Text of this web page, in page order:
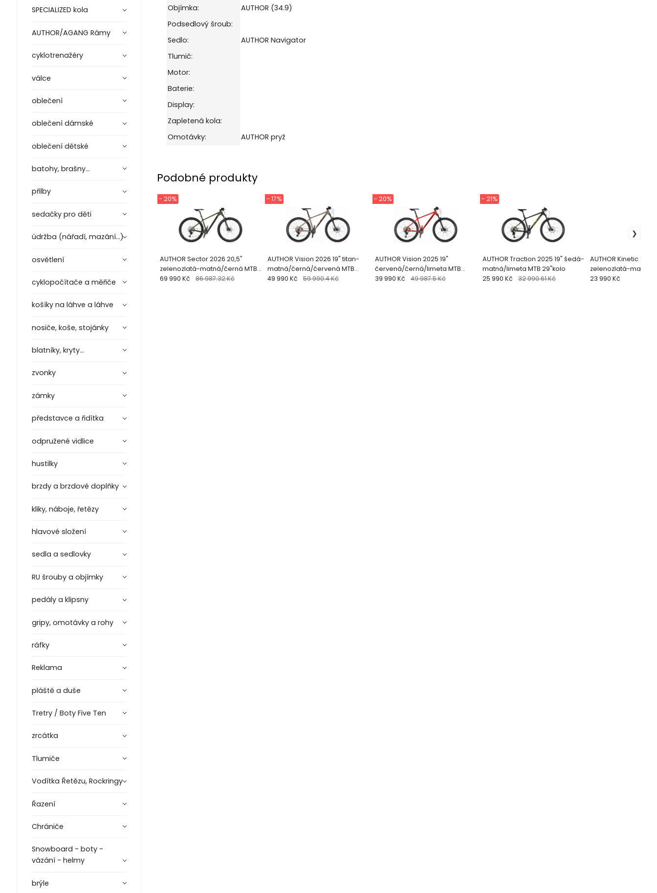
SPECIALIZED kola
AUTHOR/AGANG Rámy
cyklotrenažéry
válce
oblečení
oblečení dámské
oblečení dětské
batohy, brašny...
přilby
sedačky pro děti
údržba (nářadí, mazání...)
osvětlení
cyklopočítače a měřiče
košíky na láhve a láhve
nosiče, koše, stojánky
blatníky, kryty...
zvonky
zámky
představce a řidítka
odpružené vidlice
hustilky
brzdy a brzdové doplňky
kliky, náboje, řetězy
hlavové složení
sedla a sedlovky
RU šrouby a objímky
pedály a klipsny
gripy, omotávky a rohy
ráfky
Reklama
pláště a duše
Tretry / Boty Five Ten
zrcátka
Tlumiče
Vodítka Řetězu, Rockringy
Řazení
Chrániče
Snowboard - boty -
vázání - helmy
brýle
Objímka:
AUTHOR (34.9)
Podsedlový šroub:
Sedlo:
AUTHOR Navigator
Tlumič:
Motor:
Baterie:
Display:
Zapletená kola:
Omotávky:
AUTHOR pryž
Podobné produkty
AUTHOR Sector 2026 20,5"
zelenozlatá-matná/černá MTB
29"kolo
- 20%
69 990 Kč 86 987.32 Kč
AUTHOR Vision 2026 19" titan-
matná/černá/červená MTB
29"kolo
- 17%
49 990 Kč 59 990.4 Kč
AUTHOR Vision 2025 19"
červená/černá/limeta MTB
29"kolo
- 20%
39 990 Kč 49 987.5 Kč
AUTHOR Traction 2025 19" šedá-
matná/limeta MTB 29"kolo
- 21%
25 990 Kč 32 990.61 Kč
AUTHOR Kinetic 2026
zelenozlatá-matná/
černá/limeta MTB 2
23 990 Kč